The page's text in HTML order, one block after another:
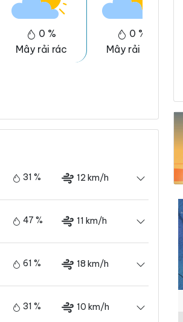
0 %
Mây rải rác
0 %
Mây rải rác
31 % 12 km/h
47 % 11 km/h
61 % 18 km/h
31 % 10 km/h